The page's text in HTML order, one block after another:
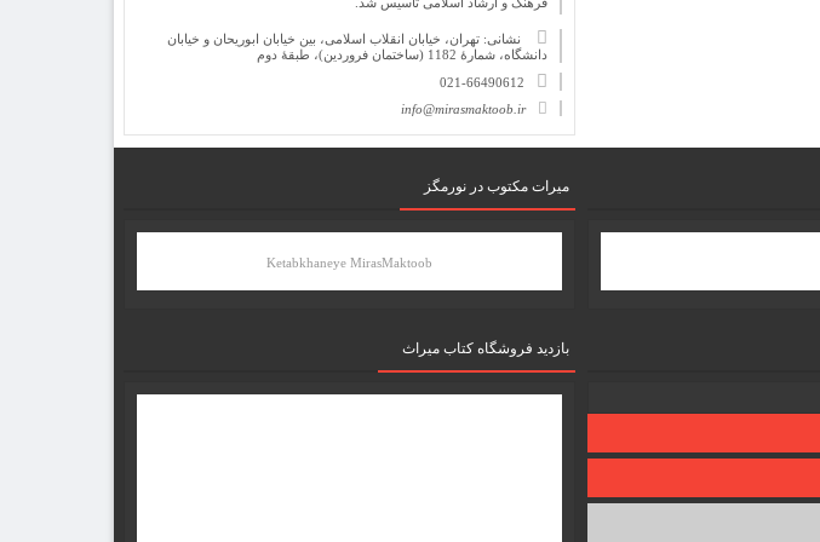
نشانی: تهران، خیابان انقلاب اسلامی، بین خیابان ابوریحان و خیابان
دانشگاه، شمارۀ 1182 (ساختمان فروردین)، طبقۀ دوم
021-66490612
info@mirasmaktoob.ir
میرات مکتوب در نورمگز
Ketabkhaneye MirasMaktoob
بازدید فروشگاه کتاب میراث